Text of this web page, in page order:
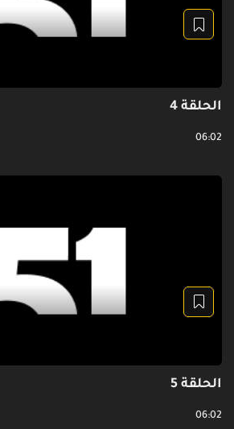
الحلقة 4
06:02
الحلقة 5
06:02